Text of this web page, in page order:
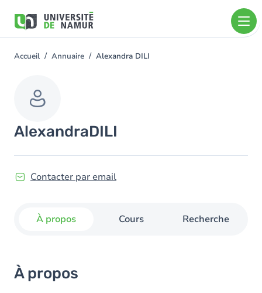
contenu
You
Accueil Annuaire Alexandra DILI
AlexandraDILI
Contacter par email
À propos Cours Recherche
À propos